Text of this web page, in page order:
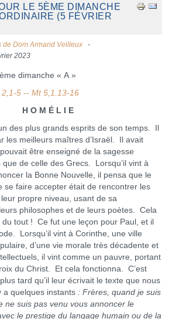
LE 5ÈME DIMANCHE
(5 FÉVRIER
de Dom Armand Veilleux
2023
dimanche « A »
5 -- Mt 5,1.13-16
H O M É L I E
plus grands esprits de son temps. Il
les meilleurs maîtres d’Israël. Il avait
être enseigné de la sagesse
que de celle des Grecs. Lorsqu’il vint à
la Bonne Nouvelle, il pensa que le
se faire accepter était de rencontrer les
leur propre niveau, usant de sa
philosophes et de leurs poètes. Cela
tout ! Ce fut une leçon pour Paul, et il
Lorsqu’il vint à Corinthe, une ville
d’une vie morale très décadente et
il vint comme un pauvre, portant
du Christ. Et cela fonctionna. C’est
tard qu’il leur écrivait le texte que nous
a quelques instants : Frères, quand je suis
ne suis pas venu vous annoncer le
le prestige du langage humain ou de la